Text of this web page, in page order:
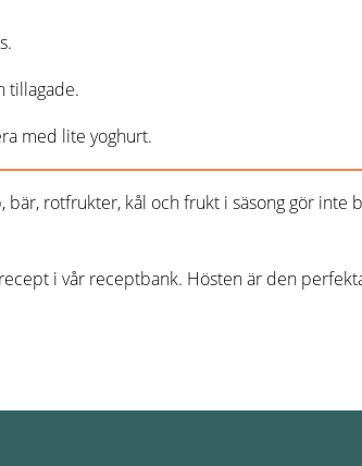
tillagade.
med lite yoghurt.
rotfrukter, kål och frukt i säsong gör inte
i vår receptbank. Hösten är den